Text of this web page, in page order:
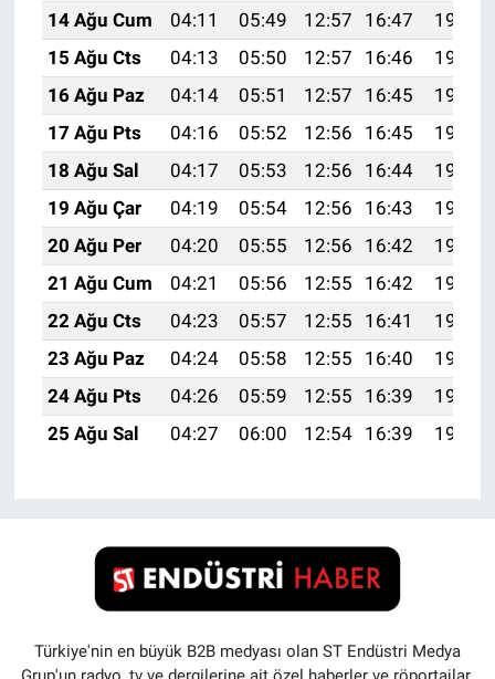
14 Ağu Cum
04:11 05:49 12:57 16:47
19:55
15 Ağu Cts
04:13 05:50 12:57 16:46
19:54
16 Ağu Paz
04:14 05:51 12:57 16:45
19:52
17 Ağu Pts
04:16 05:52 12:56 16:45
19:51
18 Ağu Sal
04:17 05:53 12:56 16:44
19:50
19 Ağu Çar
04:19 05:54 12:56 16:43
19:48
20 Ağu Per
04:20 05:55 12:56 16:42
19:47
21 Ağu Cum
04:21 05:56 12:55 16:42
19:45
22 Ağu Cts
04:23 05:57 12:55 16:41
19:44
23 Ağu Paz
04:24 05:58 12:55 16:40
19:42
24 Ağu Pts
04:26 05:59 12:55 16:39
19:41
25 Ağu Sal
04:27 06:00 12:54 16:39 19:39
Türkiye'nin en büyük B2B medyası olan ST Endüstri Medya